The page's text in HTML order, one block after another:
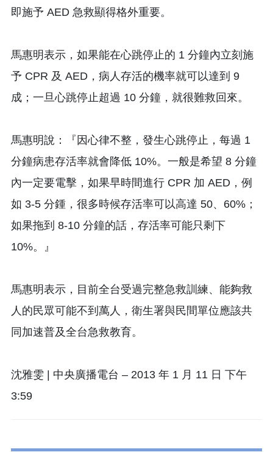
即施予 AED 急救顯得格外重要。
馬惠明表示，如果能在心跳停止的 1 分鐘內立刻施
予 CPR 及 AED，病人存活的機率就可以達到 9
成；一旦心跳停止超過 10 分鐘，就很難救回來。
馬惠明說：『因心律不整，發生心跳停止，每過 1
分鐘病患存活率就會降低 10%。一般是希望 8 分鐘
內一定要電擊，如果早時間進行 CPR 加 AED，例
如 3-5 分鍾，很多時候存活率可以高達 50、60%；
如果拖到 8-10 分鐘的話，存活率可能只剩下
10%。』
馬惠明表示，目前全台受過完整急救訓練、能夠救
人的民眾可能不到萬人，衛生署與民間單位應該共
同加速普及全台急救教育。
沈雅雯 | 中央廣播電台 – 2013 年 1 月 11 日 下午
3:59